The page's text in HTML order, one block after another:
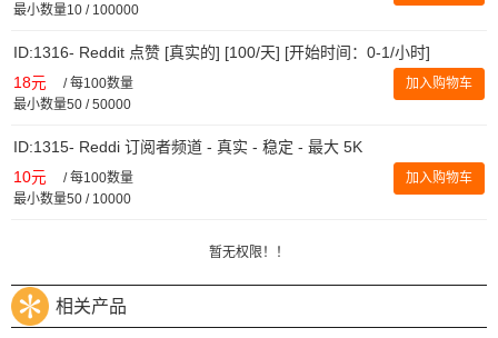
最小数量10 / 100000
ID:1316- Reddit 点赞 [真实的] [100/天] [开始时间：0-1/小时]
18元 /每100数量
最小数量50 / 50000
加入购物车
ID:1315- Reddi 订阅者频道 - 真实 - 稳定 - 最大 5K
10元 /每100数量
最小数量50 / 10000
加入购物车
暂无权限！！
相关产品